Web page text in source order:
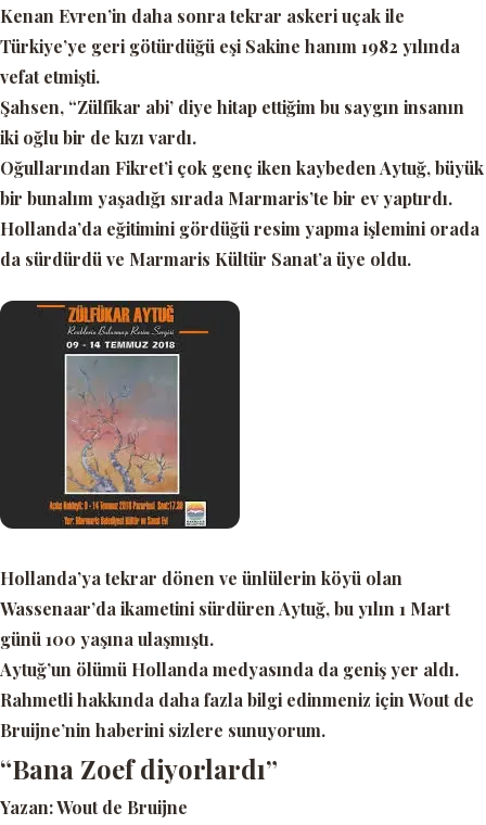
Kenan Evren’in daha sonra tekrar askeri uçak ile
Türkiye’ye geri götürdüğü eşi Sakine hanım 1982 yılında
vefat etmişti.
Şahsen, “Zülfikar abi’ diye hitap ettiğim bu saygın insanın
iki oğlu bir de kızı vardı.
Oğullarından Fikret’i çok genç iken kaybeden Aytuğ, büyük
bir bunalım yaşadığı sırada Marmaris’te bir ev yaptırdı.
Hollanda’da eğitimini gördüğü resim yapma işlemini orada
da sürdürdü ve Marmaris Kültür Sanat’a üye oldu.
Hollanda’ya tekrar dönen ve ünlülerin köyü olan
Wassenaar’da ikametini sürdüren Aytuğ, bu yılın 1 Mart
günü 100 yaşına ulaşmıştı.
Aytuğ’un ölümü Hollanda medyasında da geniş yer aldı.
Rahmetli hakkında daha fazla bilgi edinmeniz için Wout de
Bruijne’nin haberini sizlere sunuyorum.
“Bana Zoef diyorlardı”
Yazan: Wout de Bruijne